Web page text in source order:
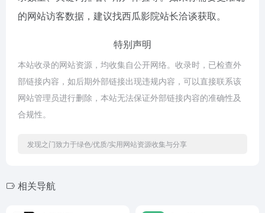
的网站访客数据，建议找西瓜影院站长洽谈获取。
特别声明
本站收录的网站资源，均收集自公开网络。收录时，已检查外
部链接内容，如后期外部链接出现违规内容，可以直接联系该
网站管理员进行删除，本站无法保证外部链接内容的准确性及
合规性。
发现之门致力于绿色/优质/实用网站资源收集与分享
相关导航